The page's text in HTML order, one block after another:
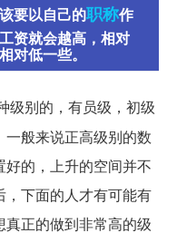
要以自己的职称作
资就会越高，相对
对低一些。
级别的，有员级，初级
般来说正高级别的数
的，上升的空间并不
下面的人才有可能有
正的做到非常高的级